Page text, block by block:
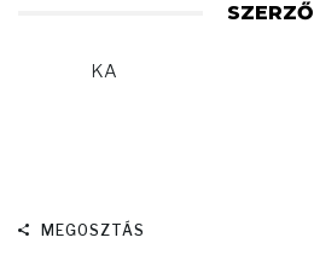
SZERZŐ
KA
MEGOSZTÁS